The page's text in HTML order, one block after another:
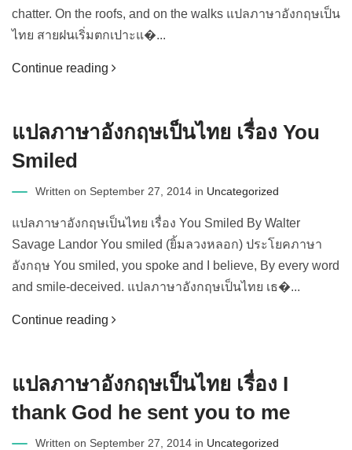
chatter. On the roofs, and on the walks แปลภาษาอังกฤษเป็น
ไทย สายฝนเริ่มตกเปาะแ�...
Continue reading
แปลภาษาอังกฤษเป็นไทย เรื่อง You
Smiled
Written on September 27, 2014 in Uncategorized
แปลภาษาอังกฤษเป็นไทย เรื่อง You Smiled By Walter
Savage Landor You smiled (ยิ้มลวงหลอก) ประโยคภาษา
อังกฤษ You smiled, you spoke and I believe, By every word
and smile-deceived. แปลภาษาอังกฤษเป็นไทย เธ�...
Continue reading
แปลภาษาอังกฤษเป็นไทย เรื่อง I
thank God he sent you to me
Written on September 27, 2014 in Uncategorized